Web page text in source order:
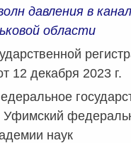
давления в
области
декабря 2023 г.
Уфимский
наук